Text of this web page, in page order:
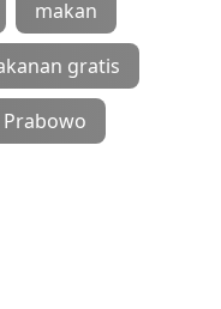
makan
gratis
Prabowo